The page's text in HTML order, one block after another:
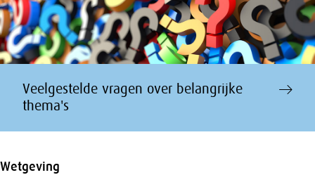
Veelgestelde vragen over belangrijke
thema's
Wetgeving